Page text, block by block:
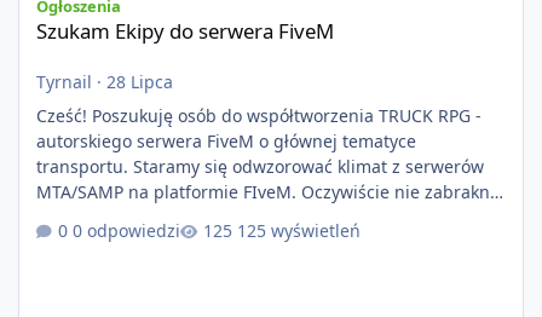
Ogłoszenia
Szukam Ekipy do serwera FiveM
Tyrnail · 28 Lipca
Cześć! Poszukuję osób do współtworzenia TRUCK RPG -
autorskiego serwera FiveM o głównej tematyce
transportu. Staramy się odwzorować klimat z serwerów
MTA/SAMP na platformie FIveM. Oczywiście nie zabraknie
kontentu dla graczy którzy chcą robić coś innego niż
jeździć ciężarówką. Projekt tworzony jest od podstaw z
0 odpowiedzi 125 wyświetleń